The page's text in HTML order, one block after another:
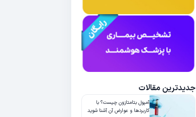
جدیدترین مقالات
آمپول بتامتازون چیست؟ با
کاربردها و عوارض آن آشنا شوید